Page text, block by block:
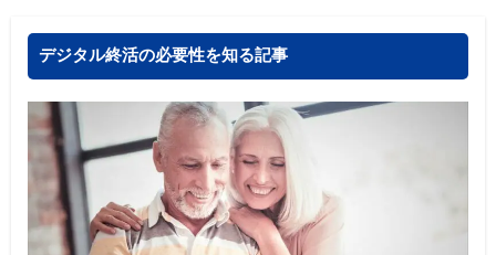
デジタル終活の必要性を知る記事